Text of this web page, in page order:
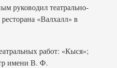
руководил театрально-
«Валхалл» в
работ: «Кыся»;
имени В. Ф.